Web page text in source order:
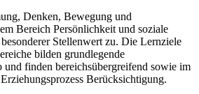
Denken, Bewegung und
Bereich Persönlichkeit und soziale
Stellenwert zu. Die Lernziele
bilden grundlegende
und finden bereichsübergreifend sowie im
Berücksichtigung.